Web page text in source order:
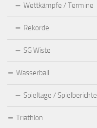
Wettkämpfe / Termine
Rekorde
SG Wiste
Wasserball
Spieltage / Spielberichte
Triathlon